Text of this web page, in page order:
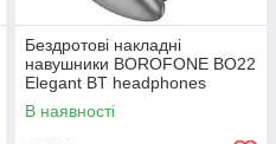
Бездротові накладні
навушники BOROFONE BO22
Elegant BT headphones
Space Gray
В наявності